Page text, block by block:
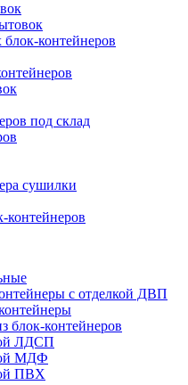
контейнеров
под склад
сушилки
контейнеров
с отделкой ДВП
блок-контейнеров
ЛДСП
МДФ
ПВХ